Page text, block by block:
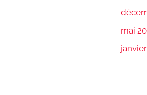
mai